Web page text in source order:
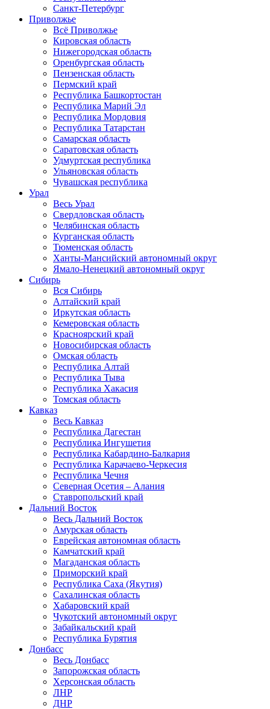
Санкт-Петербург
Приволжье
Всё Приволжье
Кировская область
Нижегородская область
Оренбургская область
Пензенская область
Пермский край
Республика Башкортостан
Республика Марий Эл
Республика Мордовия
Республика Татарстан
Самарская область
Саратовская область
Удмуртская республика
Ульяновская область
Чувашская республика
Урал
Весь Урал
Свердловская область
Челябинская область
Курганская область
Тюменская область
Ханты-Мансийский автономный округ
Ямало-Ненецкий автономный округ
Сибирь
Вся Сибирь
Алтайский край
Иркутская область
Кемеровская область
Красноярский край
Новосибирская область
Омская область
Республика Алтай
Республика Тыва
Республика Хакасия
Томская область
Кавказ
Весь Кавказ
Республика Дагестан
Республика Ингушетия
Республика Кабардино-Балкария
Республика Карачаево-Черкесия
Республика Чечня
Северная Осетия – Алания
Ставропольский край
Дальний Восток
Весь Дальний Восток
Амурская область
Еврейская автономная область
Камчатский край
Магаданская область
Приморский край
Республика Саха (Якутия)
Сахалинская область
Хабаровский край
Чукотский автономный округ
Забайкальский край
Республика Бурятия
Донбасс
Весь Донбасс
Запорожская область
Херсонская область
ЛНР
ДНР